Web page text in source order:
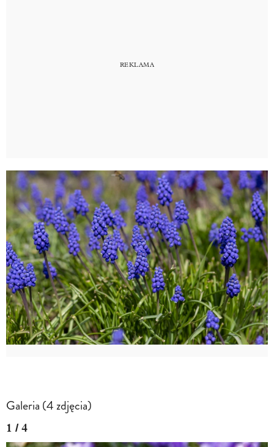
Galeria (4 zdjęcia)
1 / 4